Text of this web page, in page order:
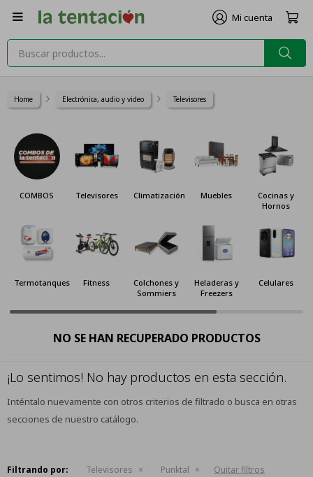

Home Electrónica, audio y video Televisores
COMBOS Televisores Climatización Muebles
Cocinas y
Hornos
Termotanques Fitness
Colchones y
Sommiers
Heladeras y
Freezers
Celulares
NO SE HAN RECUPERADO PRODUCTOS
¡Lo sentimos! No hay productos en esta sección.
Inténtalo nuevamente con otros criterios de filtrado o busca en otras
secciones de nuestro catálogo.
Filtrando por: Televisores Punktal Quitar filtros